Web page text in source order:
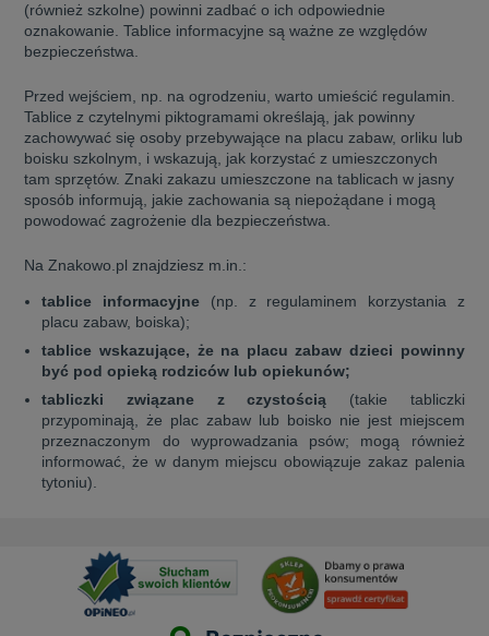
(również szkolne) powinni zadbać o ich odpowiednie
oznakowanie. Tablice informacyjne są ważne ze względów
bezpieczeństwa.
Przed wejściem, np. na ogrodzeniu, warto umieścić regulamin.
Tablice z czytelnymi piktogramami określają, jak powinny
zachowywać się osoby przebywające na placu zabaw, orliku lub
boisku szkolnym, i wskazują, jak korzystać z umieszczonych
tam sprzętów. Znaki zakazu umieszczone na tablicach w jasny
sposób informują, jakie zachowania są niepożądane i mogą
powodować zagrożenie dla bezpieczeństwa.
Na Znakowo.pl znajdziesz m.in.:
tablice informacyjne (np. z regulaminem korzystania z
placu zabaw, boiska);
tablice wskazujące, że na placu zabaw dzieci powinny
być pod opieką rodziców lub opiekunów;
tabliczki związane z czystością (takie tabliczki
przypominają, że plac zabaw lub boisko nie jest miejscem
przeznaczonym do wyprowadzania psów; mogą również
informować, że w danym miejscu obowiązuje zakaz palenia
tytoniu).